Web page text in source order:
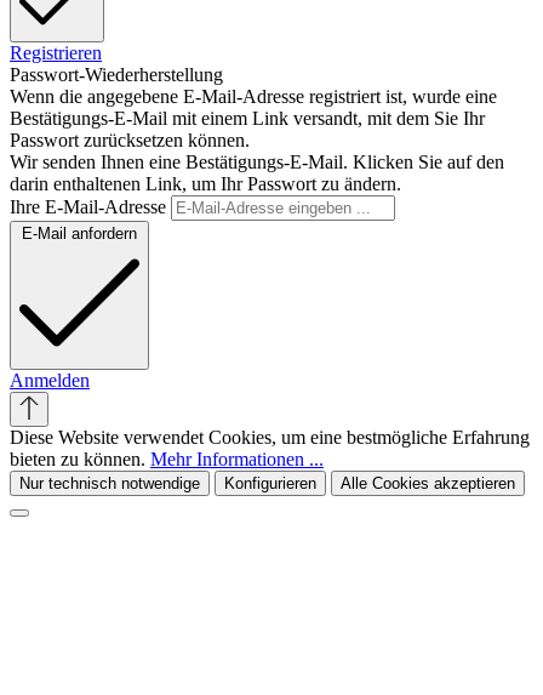
Registrieren
Passwort-Wiederherstellung
Wenn die angegebene E-Mail-Adresse registriert ist, wurde eine
Bestätigungs-E-Mail mit einem Link versandt, mit dem Sie Ihr
Passwort zurücksetzen können.
Wir senden Ihnen eine Bestätigungs-E-Mail. Klicken Sie auf den
darin enthaltenen Link, um Ihr Passwort zu ändern.
Ihre E-Mail-Adresse
E-Mail anfordern
Anmelden
Diese Website verwendet Cookies, um eine bestmögliche Erfahrung
bieten zu können. Mehr Informationen ...
Nur technisch notwendige Konfigurieren Alle Cookies akzeptieren